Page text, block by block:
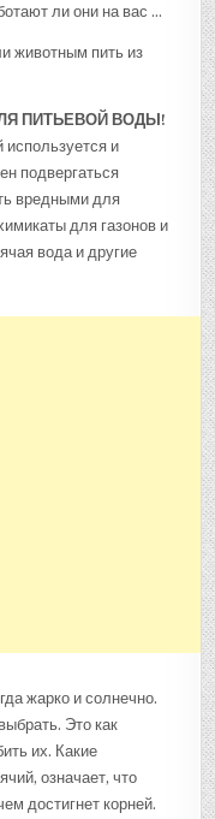
ли они на вас …
животным пить из
ПИТЬЕВОЙ ВОДЫ!
используется и
подвергаться
вредными для
для газонов и
вода и другие
жарко и солнечно.
Это как
их. Какие
означает, что
достигнет корней.